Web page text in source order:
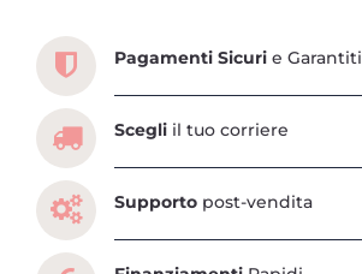
Pagamenti Sicuri e Garantiti
Scegli il tuo corriere
Supporto post-vendita